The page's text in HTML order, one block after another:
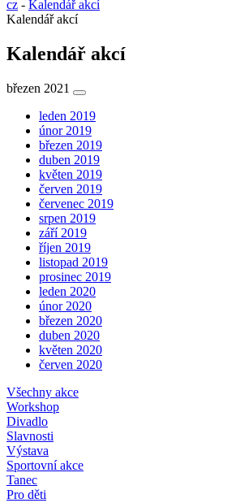
cz - Kalendář akcí
Kalendář akcí
Kalendář akcí
březen 2021
leden 2019
únor 2019
březen 2019
duben 2019
květen 2019
červen 2019
červenec 2019
srpen 2019
září 2019
říjen 2019
listopad 2019
prosinec 2019
leden 2020
únor 2020
březen 2020
duben 2020
květen 2020
červen 2020
Všechny akce
Workshop
Divadlo
Slavnosti
Výstava
Sportovní akce
Tanec
Pro děti